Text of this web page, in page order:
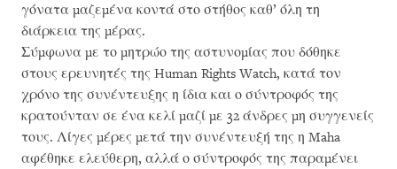
γόνατα μαζεμένα κοντά στο στήθος καθ’ όλη τη
διάρκεια της μέρας.
Σύμφωνα με το μητρώο της αστυνομίας που δόθηκε
στους ερευνητές της Human Rights Watch, κατά τον
χρόνο της συνέντευξης η ίδια και ο σύντροφός της
κρατούνταν σε ένα κελί μαζί με 32 άνδρες μη συγγενείς
τους. Λίγες μέρες μετά την συνέντευξή της η Maha
αφέθηκε ελεύθερη, αλλά ο σύντροφός της παραμένει